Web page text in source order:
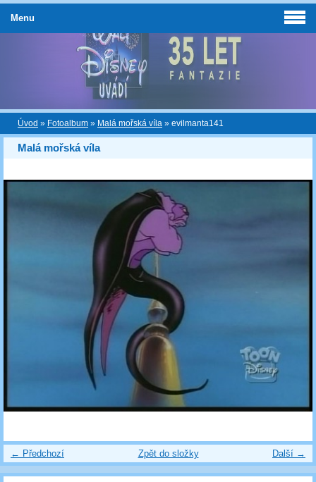
Úvod » Fotoalbum » Malá mořská víla » evilmanta141
Malá mořská víla
← Předchozí Další →
Zpět do složky
Menu